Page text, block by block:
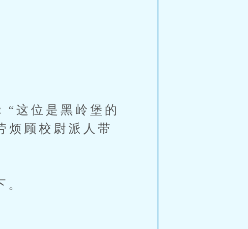
位是黑岭堡的
烦顾校尉派人带